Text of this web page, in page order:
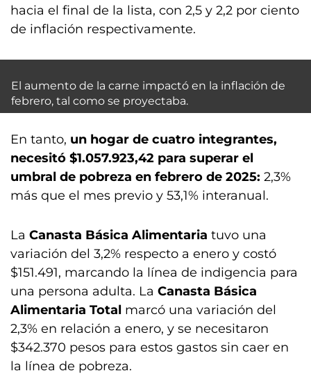
hacia el final de la lista, con 2,5 y 2,2 por ciento
de inflación respectivamente.
El aumento de la carne impactó en la inflación de
febrero, tal como se proyectaba.
En tanto, un hogar de cuatro integrantes,
necesitó $1.057.923,42 para superar el
umbral de pobreza en febrero de 2025: 2,3%
más que el mes previo y 53,1% interanual.
La Canasta Básica Alimentaria tuvo una
variación del 3,2% respecto a enero y costó
$151.491, marcando la línea de indigencia para
una persona adulta. La Canasta Básica
Alimentaria Total marcó una variación del
2,3% en relación a enero, y se necesitaron
$342.370 pesos para estos gastos sin caer en
la línea de pobreza.